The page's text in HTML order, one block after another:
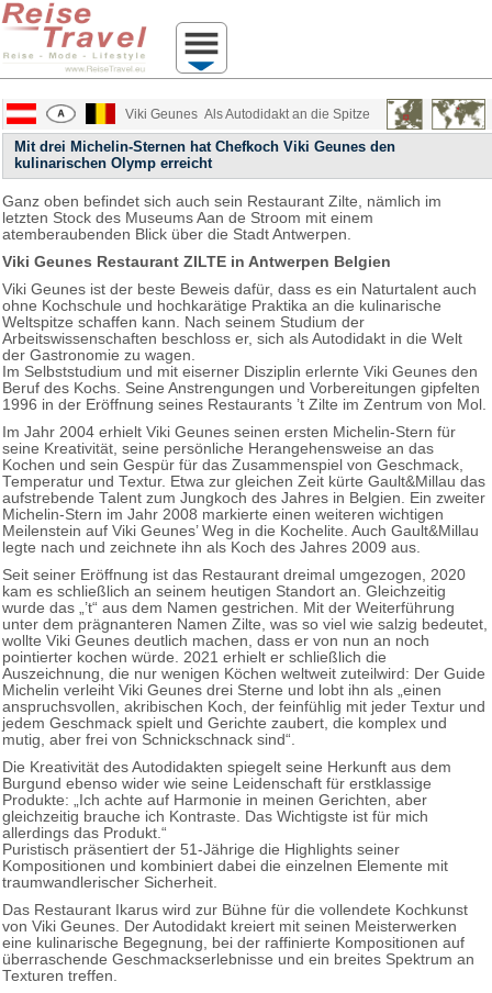
Viki Geunes Als Autodidakt an die Spitze
Mit drei Michelin-Sternen hat Chefkoch Viki Geunes den
kulinarischen Olymp erreicht
Ganz oben befindet sich auch sein Restaurant Zilte, nämlich im
letzten Stock des Museums Aan de Stroom mit einem
atemberaubenden Blick über die Stadt Antwerpen.
Viki Geunes Restaurant ZILTE in Antwerpen Belgien
Viki Geunes ist der beste Beweis dafür, dass es ein Naturtalent auch
ohne Kochschule und hochkarätige Praktika an die kulinarische
Weltspitze schaffen kann. Nach seinem Studium der
Arbeitswissenschaften beschloss er, sich als Autodidakt in die Welt
der Gastronomie zu wagen.
Im Selbststudium und mit eiserner Disziplin erlernte Viki Geunes den
Beruf des Kochs. Seine Anstrengungen und Vorbereitungen gipfelten
1996 in der Eröffnung seines Restaurants ’t Zilte im Zentrum von Mol.
Im Jahr 2004 erhielt Viki Geunes seinen ersten Michelin-Stern für
seine Kreativität, seine persönliche Herangehensweise an das
Kochen und sein Gespür für das Zusammenspiel von Geschmack,
Temperatur und Textur. Etwa zur gleichen Zeit kürte Gault&Millau das
aufstrebende Talent zum Jungkoch des Jahres in Belgien. Ein zweiter
Michelin-Stern im Jahr 2008 markierte einen weiteren wichtigen
Meilenstein auf Viki Geunes’ Weg in die Kochelite. Auch Gault&Millau
legte nach und zeichnete ihn als Koch des Jahres 2009 aus.
Seit seiner Eröffnung ist das Restaurant dreimal umgezogen, 2020
kam es schließlich an seinem heutigen Standort an. Gleichzeitig
wurde das „’t“ aus dem Namen gestrichen. Mit der Weiterführung
unter dem prägnanteren Namen Zilte, was so viel wie salzig bedeutet,
wollte Viki Geunes deutlich machen, dass er von nun an noch
pointierter kochen würde. 2021 erhielt er schließlich die
Auszeichnung, die nur wenigen Köchen weltweit zuteilwird: Der Guide
Michelin verleiht Viki Geunes drei Sterne und lobt ihn als „einen
anspruchsvollen, akribischen Koch, der feinfühlig mit jeder Textur und
jedem Geschmack spielt und Gerichte zaubert, die komplex und
mutig, aber frei von Schnickschnack sind“.
Die Kreativität des Autodidakten spiegelt seine Herkunft aus dem
Burgund ebenso wider wie seine Leidenschaft für erstklassige
Produkte: „Ich achte auf Harmonie in meinen Gerichten, aber
gleichzeitig brauche ich Kontraste. Das Wichtigste ist für mich
allerdings das Produkt.“
Puristisch präsentiert der 51-Jährige die Highlights seiner
Kompositionen und kombiniert dabei die einzelnen Elemente mit
traumwandlerischer Sicherheit.
Das Restaurant Ikarus wird zur Bühne für die vollendete Kochkunst
von Viki Geunes. Der Autodidakt kreiert mit seinen Meisterwerken
eine kulinarische Begegnung, bei der raffinierte Kompositionen auf
überraschende Geschmackserlebnisse und ein breites Spektrum an
Texturen treffen.